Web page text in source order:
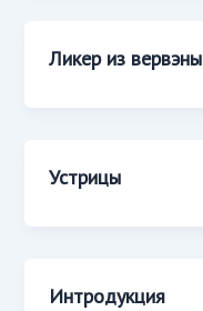
Ликер из вервэны
Устрицы
Интродукция